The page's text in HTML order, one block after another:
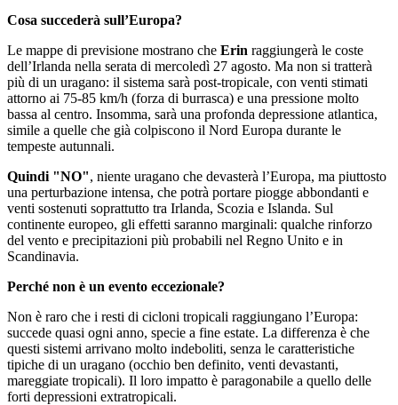
Cosa succederà sull’Europa?
Le mappe di previsione mostrano che Erin raggiungerà le coste
dell’Irlanda nella serata di mercoledì 27 agosto. Ma non si tratterà
più di un uragano: il sistema sarà post-tropicale, con venti stimati
attorno ai 75-85 km/h (forza di burrasca) e una pressione molto
bassa al centro. Insomma, sarà una profonda depressione atlantica,
simile a quelle che già colpiscono il Nord Europa durante le
tempeste autunnali.
Quindi "NO", niente uragano che devasterà l’Europa, ma piuttosto
una perturbazione intensa, che potrà portare piogge abbondanti e
venti sostenuti soprattutto tra Irlanda, Scozia e Islanda. Sul
continente europeo, gli effetti saranno marginali: qualche rinforzo
del vento e precipitazioni più probabili nel Regno Unito e in
Scandinavia.
Perché non è un evento eccezionale?
Non è raro che i resti di cicloni tropicali raggiungano l’Europa:
succede quasi ogni anno, specie a fine estate. La differenza è che
questi sistemi arrivano molto indeboliti, senza le caratteristiche
tipiche di un uragano (occhio ben definito, venti devastanti,
mareggiate tropicali). Il loro impatto è paragonabile a quello delle
forti depressioni extratropicali.